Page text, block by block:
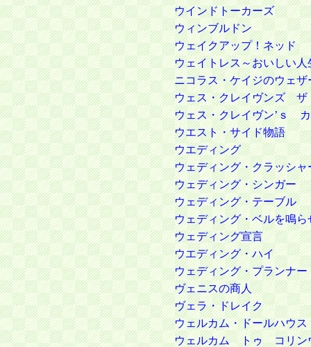
ウインドトーカーズ
ウィンブルドン
ウェイクアップ！ネッド
ウェイトレス～おいしい
ニコラス・ケイジのウェザ
ウェス・クレイヴンズ ザ
ウェス・クレイヴン’ｓ
ウエスト・サイド物語
ウエディング
ウェディング・クラッシャ
ウェディング・シンガー
ウェディング・テーブル
ウェディング・ベルを鳴ら
ウェディング宣言
ウエディング・ハイ
ウェディング・プランナー
ヴェニスの商人
ヴェラ・ドレイク
ウェルカム・ドールハウス
ウェルカム トゥ コリン